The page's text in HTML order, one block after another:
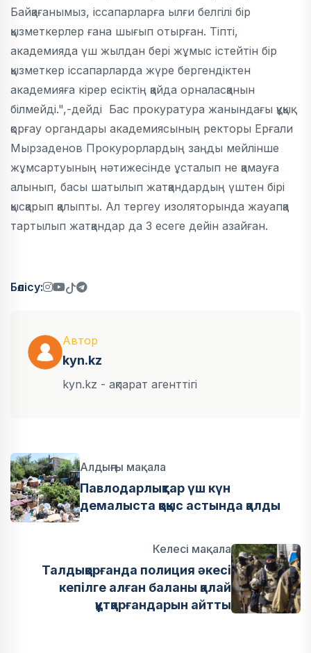
Байқағанымыз, іссапарларға ылғи белгілі бір
қызметкерлер ғана шығып отырған. Тіпті,
академияда үш жылдан бері жұмыс істейтін бір
қызметкер іссапарларда жүре бергендіктен
академияға кірер есіктің қайда орналасқанын
білмейді.",-дейді Бас прокуратура жанындағы құқық
қорғау органдары академиясының ректоры Ерғали
Мырзаденов Прокурорлардың заңды мейлінше
жұмсартуының нәтижесінде ұсталып не қамауға
алынып, басы шатылып жатқандардың үштен бірі
қысқарып қалыпты. Ал тергеу изоляторында жауапқа
тартылып жатқандар да 3 есеге дейін азайған.
Бөлісу:
Автор
kyn.kz
kyn.kz - ақпарат агенттігі
Алдыңғы мақала
Павлодарлықтар үш күн
демалыста қоқыс астында қалды
Келесі мақала
Талдықорғанда полиция әкесі
кепілге алған баланы қалай
құтқарғандарын айтты